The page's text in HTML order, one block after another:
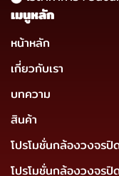
เมนูหลัก
หน้าหลัก
เกี่ยวกับเรา
บทความ
สินค้า
โปรโมชั่นกล้องวงจร
โปรโมชั่นกล้องวงจร